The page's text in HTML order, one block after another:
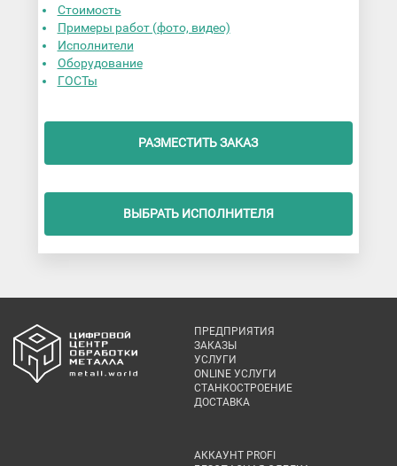
Стоимость
Примеры работ (фото, видео)
Исполнители
Оборудование
ГОСТы
РАЗМЕСТИТЬ ЗАКАЗ
ВЫБРАТЬ ИСПОЛНИТЕЛЯ
ПРЕДПРИЯТИЯ
ЗАКАЗЫ
УСЛУГИ
ONLINE УСЛУГИ
СТАНКОСТРОЕНИЕ
ДОСТАВКА
АККАУНТ PROFI